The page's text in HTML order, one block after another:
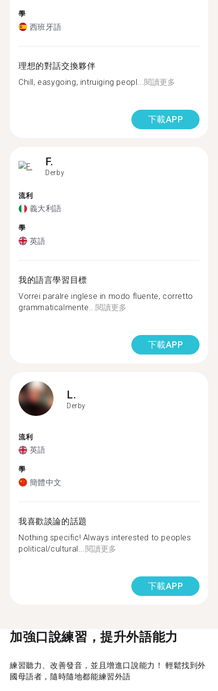
學
西班牙語
理想的對話交換夥伴
Chill, easygoing, intruiging peopl... 閱讀更多
下載APP
F.
Derby
流利
義大利語
學
英語
我的語言學習目標
Vorrei paralre inglese in modo fluente, corretto
grammaticalmente... 閱讀更多
下載APP
L.
Derby
流利
英語
學
簡體中文
我喜歡談論的話題
Nothing specific! Always interested to peoples
political/cultural... 閱讀更多
下載APP
加強口說練習，提升外語能力
練習聽力、改善發音，並且增進口說能力！ 輕鬆找到外
國母語者，隨時隨地都能練習外語